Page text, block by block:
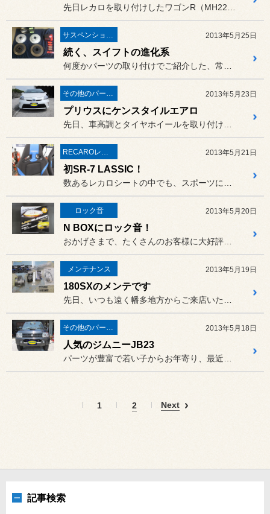
2013年5月25日
続く、スイフトの進化系
2013年5月23日
プリウスにケンスタイルエアロ
2013年5月21日
初SR-7 LASSIC！
ロック音 2013年5月20日
N BOXにロック音！
メンテナンス 2013年5月19日
180SXのメンテです
2013年5月18日
人気のジムニーJB23
1 2 Next
記事検索